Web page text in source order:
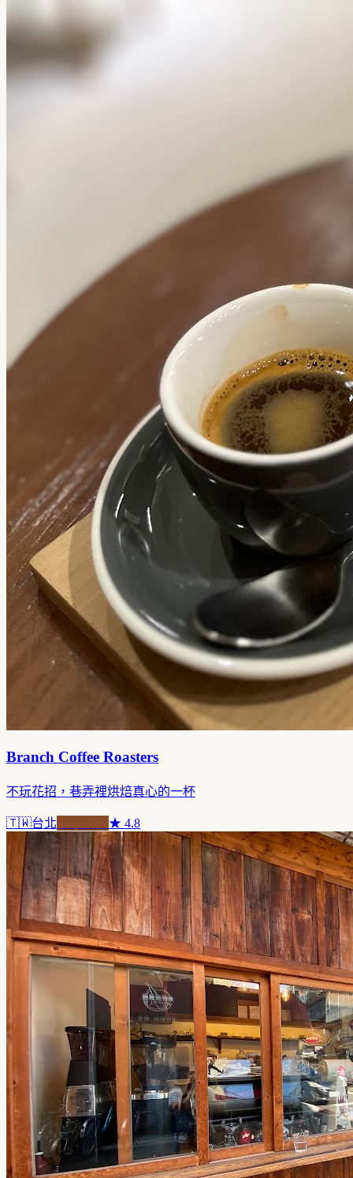
Branch Coffee Roasters
不玩花招，巷弄裡烘焙真心的一杯
🇹🇼台北 ★ 4.8